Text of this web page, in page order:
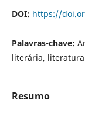
DOI: https://
Palavras-chave:
literária,
Resumo